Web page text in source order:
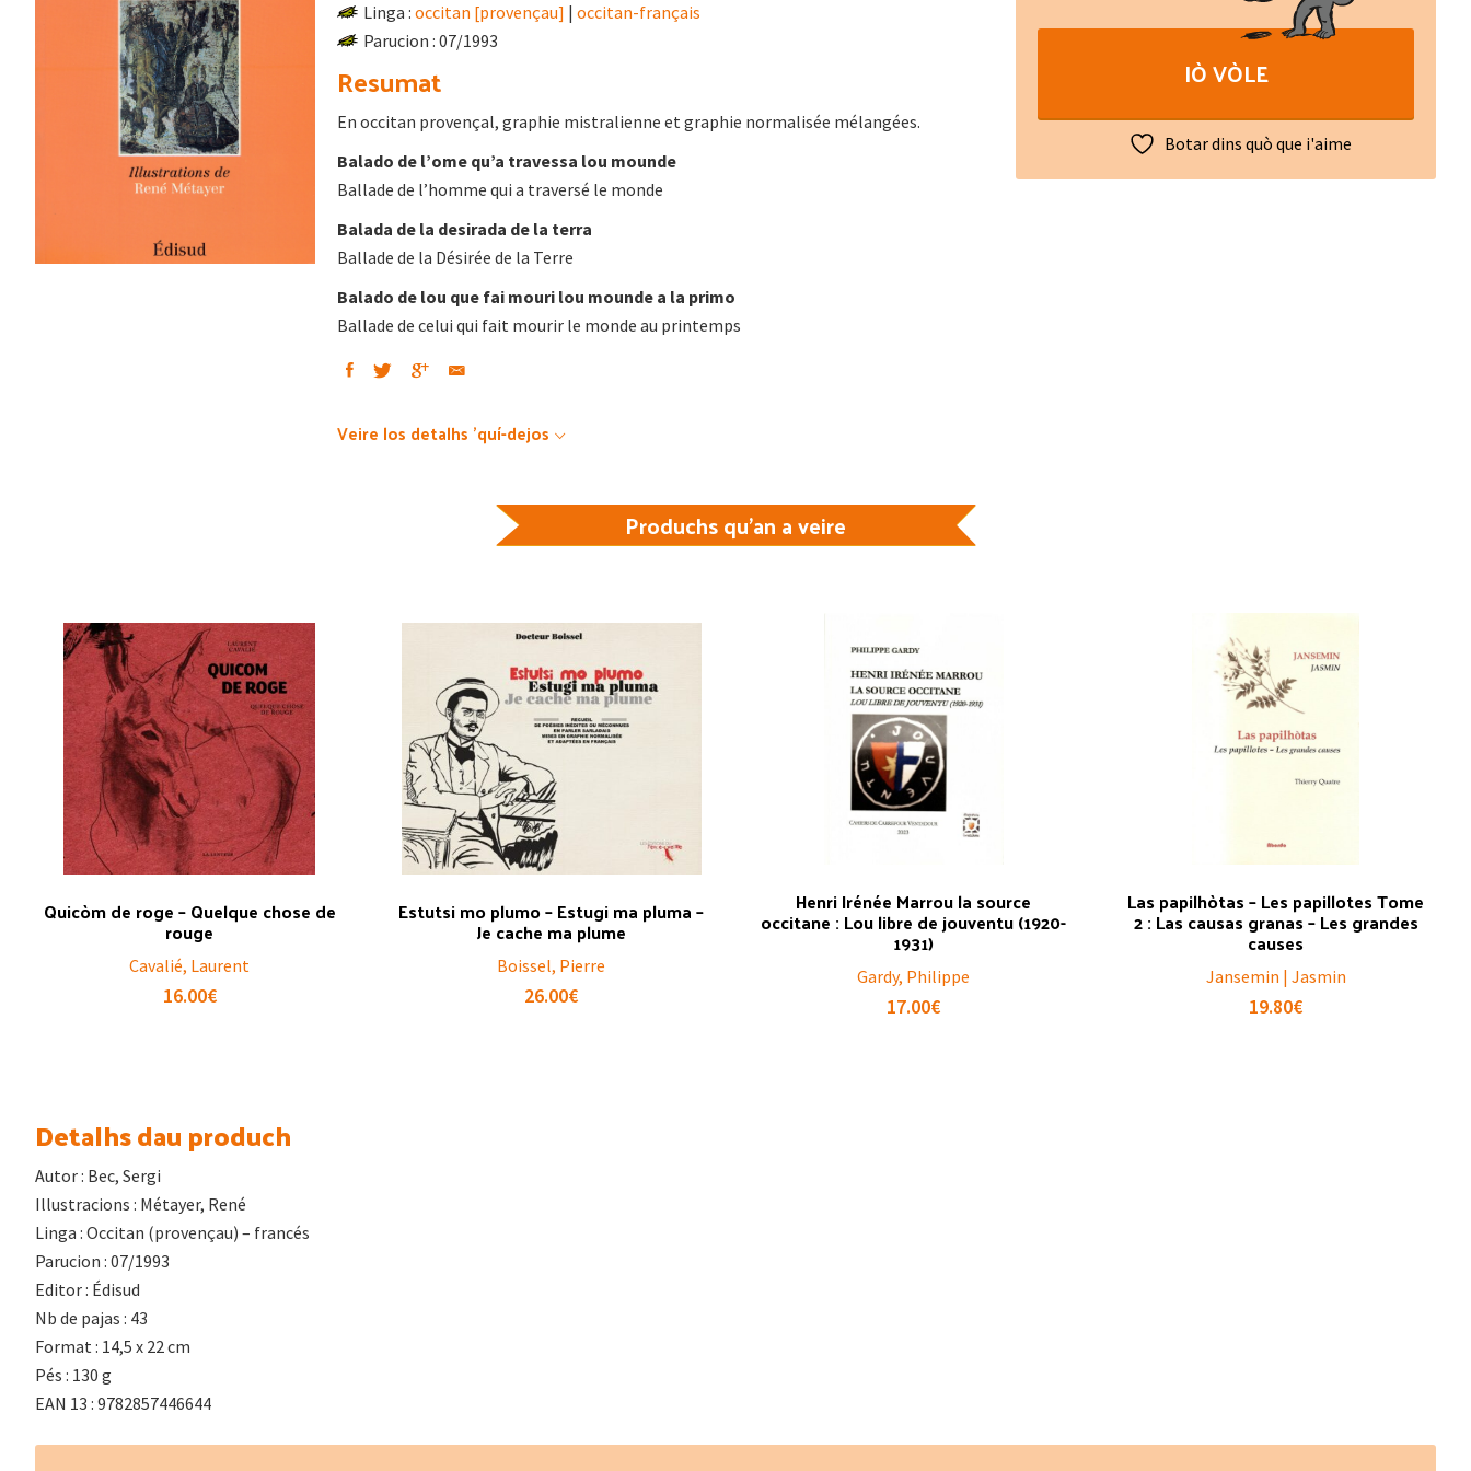
Linga : occitan [provençau] | occitan-français
Parucion : 07/1993
Resumat
En occitan provençal, graphie mistralienne et graphie normalisée mélangées.
Balado de l’ome qu’a travessa lou mounde
Ballade de l’homme qui a traversé le monde
Balada de la desirada de la terra
Ballade de la Désirée de la Terre
Balado de lou que fai mouri lou mounde a la primo
Ballade de celui qui fait mourir le monde au printemps
Veire los detalhs 'quí-dejos
Trois
IÒ VÒLE
Botar dins quò que i'aime
Produchs qu'an a veire
Quicòm de roge – Quelque chose de
rouge
Cavalié, Laurent
16.00€
Estutsi mo plumo – Estugi ma pluma –
Je cache ma plume
Boissel, Pierre
26.00€
Henri Irénée Marrou la source
occitane : Lou libre de jouventu (1920-
1931)
Gardy, Philippe
17.00€
Las papilhòtas – Les papillotes Tome
2 : Las causas granas – Les grandes
causes
Jansemin | Jasmin
19.80€
Detalhs dau produch
Autor : Bec, Sergi
Illustracions : Métayer, René
Linga : Occitan (provençau) – francés
Parucion : 07/1993
Editor : Édisud
Nb de pajas : 43
Format : 14,5 x 22 cm
Pés : 130 g
EAN 13 : 9782857446644